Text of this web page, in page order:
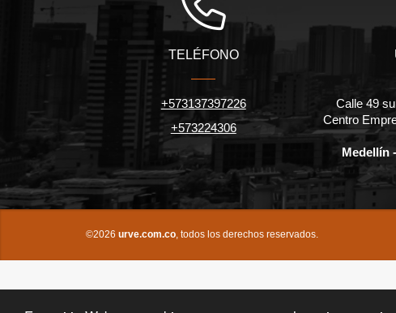
TELÉFONO
+573137397226
+573224306
Calle 49
Centro
Medellín
©2026 urve.com.co, todos los derechos reservados.